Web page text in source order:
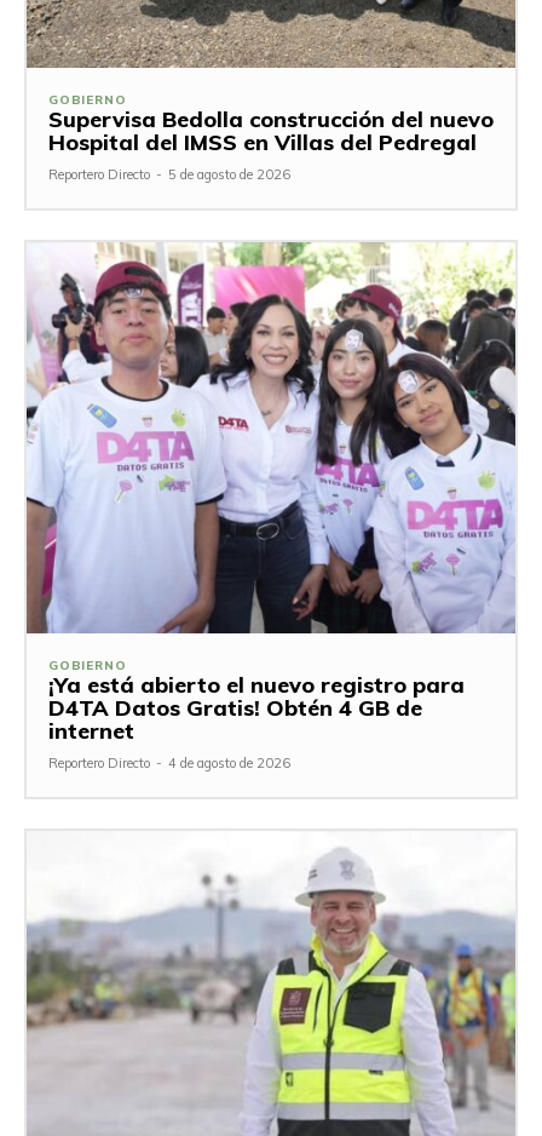
GOBIERNO
Supervisa Bedolla construcción del nuevo
Hospital del IMSS en Villas del Pedregal
Reportero Directo - 5 de agosto de 2026
GOBIERNO
¡Ya está abierto el nuevo registro para
D4TA Datos Gratis! Obtén 4 GB de
internet
Reportero Directo - 4 de agosto de 2026